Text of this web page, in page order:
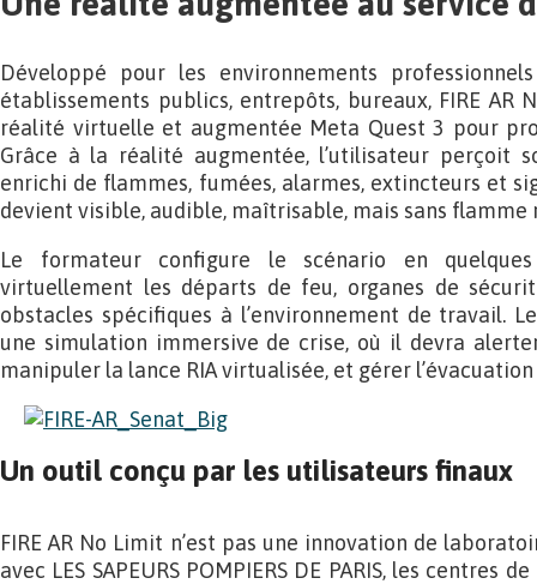
Développé pour les environnements
établissements publics, entrepôts, bureaux, FIRE AR
réalité virtuelle et augmentée Meta Quest 3 pour
Grâce à la réalité augmentée, l’utilisateur perçoit
enrichi de flammes, fumées, alarmes, extincteurs et
devient visible, audible, maîtrisable, mais sans flamme
Le formateur configure le scénario en
virtuellement les départs de feu, organes de
obstacles spécifiques à l’environnement de travail.
une simulation immersive de crise, où il devra
manipuler la lance RIA virtualisée, et gérer
Un outil conçu par les utilisateurs finaux
FIRE AR No Limit n’est pas une innovation de
avec LES SAPEURS POMPIERS DE PARIS, les